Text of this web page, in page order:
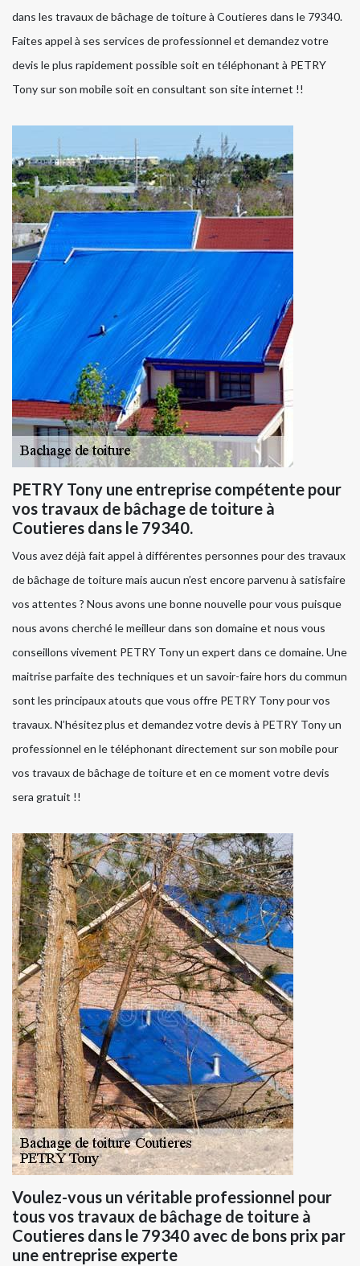
dans les travaux de bâchage de toiture à Coutieres dans le 79340.
Faites appel à ses services de professionnel et demandez votre
devis le plus rapidement possible soit en téléphonant à PETRY
Tony sur son mobile soit en consultant son site internet !!
PETRY Tony une entreprise compétente pour
vos travaux de bâchage de toiture à
Coutieres dans le 79340.
Vous avez déjà fait appel à différentes personnes pour des travaux
de bâchage de toiture mais aucun n’est encore parvenu à satisfaire
vos attentes ? Nous avons une bonne nouvelle pour vous puisque
nous avons cherché le meilleur dans son domaine et nous vous
conseillons vivement PETRY Tony un expert dans ce domaine. Une
maitrise parfaite des techniques et un savoir-faire hors du commun
sont les principaux atouts que vous offre PETRY Tony pour vos
travaux. N’hésitez plus et demandez votre devis à PETRY Tony un
professionnel en le téléphonant directement sur son mobile pour
vos travaux de bâchage de toiture et en ce moment votre devis
sera gratuit !!
Voulez-vous un véritable professionnel pour
tous vos travaux de bâchage de toiture à
Coutieres dans le 79340 avec de bons prix par
une entreprise experte